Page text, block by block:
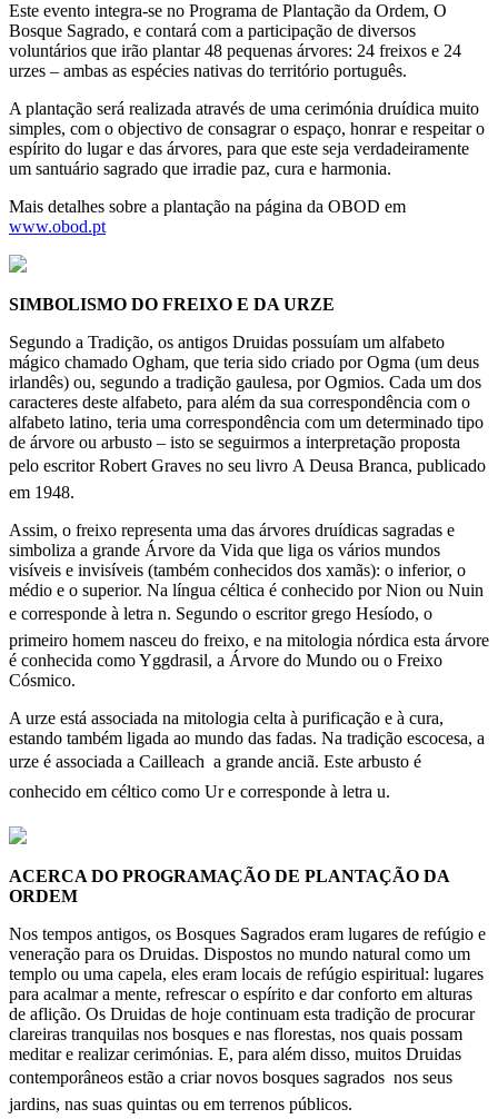
Este evento integra-se no Programa de Plantação da Ordem, O
Bosque Sagrado, e contará com a participação de diversos
voluntários que irão plantar 48 pequenas árvores: 24 freixos e 24
urzes – ambas as espécies nativas do território português.
A plantação será realizada através de uma cerimónia druídica muito
simples, com o objectivo de consagrar o espaço, honrar e respeitar o
espírito do lugar e das árvores, para que este seja verdadeiramente
um santuário sagrado que irradie paz, cura e harmonia.
Mais detalhes sobre a plantação na página da OBOD em
www.obod.pt
SIMBOLISMO DO FREIXO E DA URZE
Segundo a Tradição, os antigos Druidas possuíam um alfabeto
mágico chamado Ogham, que teria sido criado por Ogma (um deus
irlandês) ou, segundo a tradição gaulesa, por Ogmios. Cada um dos
caracteres deste alfabeto, para além da sua correspondência com o
alfabeto latino, teria uma correspondência com um determinado tipo
de árvore ou arbusto – isto se seguirmos a interpretação proposta
pelo escritor Robert Graves no seu livro A Deusa Branca, publicado
em 1948.
Assim, o freixo representa uma das árvores druídicas sagradas e
simboliza a grande Árvore da Vida que liga os vários mundos
visíveis e invisíveis (também conhecidos dos xamãs): o inferior, o
médio e o superior. Na língua céltica é conhecido por Nion ou Nuin
e corresponde à letra n. Segundo o escritor grego Hesíodo, o
primeiro homem nasceu do freixo, e na mitologia nórdica esta árvore
é conhecida como Yggdrasil, a Árvore do Mundo ou o Freixo
Cósmico.
A urze está associada na mitologia celta à purificação e à cura,
estando também ligada ao mundo das fadas. Na tradição escocesa, a
urze é associada a Cailleach  a grande anciã. Este arbusto é
conhecido em céltico como Ur e corresponde à letra u.
ACERCA DO PROGRAMAÇÃO DE PLANTAÇÃO DA
ORDEM
Nos tempos antigos, os Bosques Sagrados eram lugares de refúgio e
veneração para os Druidas. Dispostos no mundo natural como um
templo ou uma capela, eles eram locais de refúgio espiritual: lugares
para acalmar a mente, refrescar o espírito e dar conforto em alturas
de aflição. Os Druidas de hoje continuam esta tradição de procurar
clareiras tranquilas nos bosques e nas florestas, nos quais possam
meditar e realizar cerimónias. E, para além disso, muitos Druidas
contemporâneos estão a criar novos bosques sagrados  nos seus
jardins, nas suas quintas ou em terrenos públicos.